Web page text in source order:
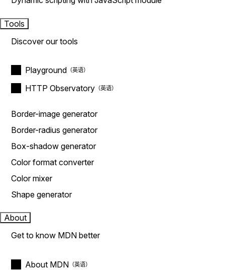
Tools
Discover our tools
Playground
HTTP Observatory
Border-image generator
Border-radius generator
Box-shadow generator
Color format converter
Color mixer
Shape generator
About
Get to know MDN better
About MDN